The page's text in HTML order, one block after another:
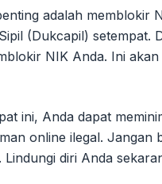
adalah memblokir
(Dukcapil) setempat.
NIK Anda. Ini
ini, Anda dapat
online ilegal. Jangan
diri Anda